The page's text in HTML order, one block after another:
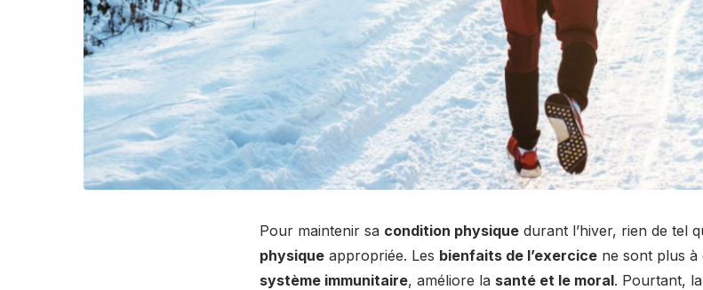
Pour maintenir sa condition physique durant l’hiver, rien de tel
physique appropriée. Les bienfaits de l’exercice ne sont plus
système immunitaire, améliore la santé et le moral. Pourtant, la